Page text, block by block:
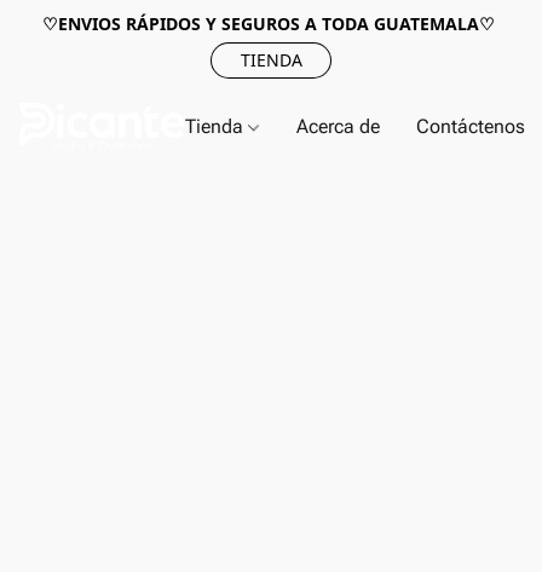
♡ENVIOS RÁPIDOS Y SEGUROS A TODA GUATEMALA♡
TIENDA
Tienda Acerca de Contáctenos